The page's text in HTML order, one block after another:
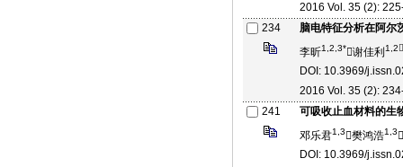
2016 Vol. 35 (2):
234
脑电特征分析在阿尔
李昕1,2,3*谢佳利 1,2
DOI: 10.3969/
2016 Vol. 35 (2):
241
可吸收止血材料的生
邓乐君1,3樊鸿浩1,3
DOI: 10.3969/